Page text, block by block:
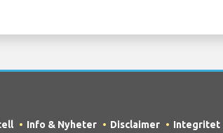
Info & Nyheter Disclaimer Integritet